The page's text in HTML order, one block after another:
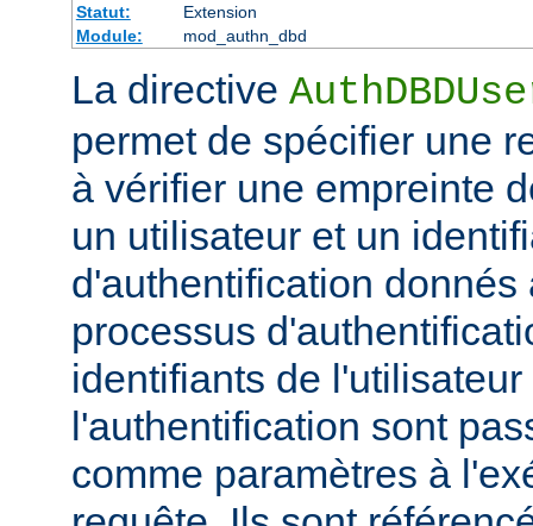
Statut:
Extension
Module:
mod_authn_dbd
La directive
permet de spécifier une
à vérifier une empreinte
un utilisateur et un
d'authentification donnés
processus
identifiants de l'utilisateur
l'authentification sont
comme paramètres à